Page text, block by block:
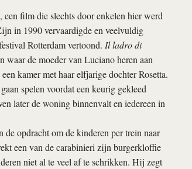
film die slechts door enkelen hier werd
in 1990 vervaardigde en veelvuldig
Rotterdam vertoond. Il ladro di
de moeder van Luciano heren aan
kamer met haar elfjarige dochter Rosetta.
spelen voordat een keurig gekleed
later de woning binnenvalt en iedereen in
opdracht om de kinderen per trein naar
een van de carabinieri zijn burgerkloffie
niet al te veel af te schrikken. Hij zegt